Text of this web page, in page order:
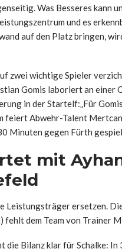
Was Besseres kann
und es
auf den Platz bringen,
zwei wichtige Spieler
Gomis laboriert an
in der Startelf:„Für
feiert Abwehr-Talent
Minuten gegen Fürth
mit
Leistungsträger ersetzen.
fehlt dem Team von Trainer
die Bilanz klar für Schalke: